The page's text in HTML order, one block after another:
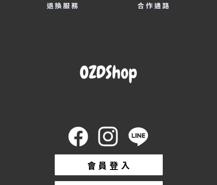
退換服務
合作通路
會 員 登 入